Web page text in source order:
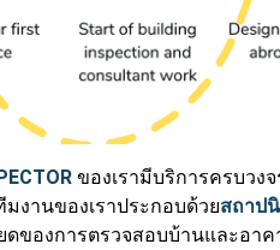
ของเรามีบริการครบวง
งานของเราประกอบด้วยสถาป
ดของการตรวจสอบบ้านและอา